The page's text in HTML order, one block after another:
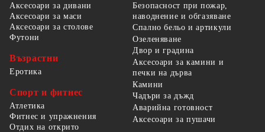
Аксесоари за дивани
Аксесоари за маси
Аксесоари за столове
Футони
Възрастни
Еротика
Спорт и фитнес
Атлетика
Фитнес и упражнения
Отдих на открито
Безопасност при пожар,
наводнение и обгазяване
Спално бельо и артикули
Озеленяване
Двор и градина
Аксесоари за камини и
печки на дърва
Камини
Чадъри за дъжд
Аварийна готовност
Аксесоари за пушачи